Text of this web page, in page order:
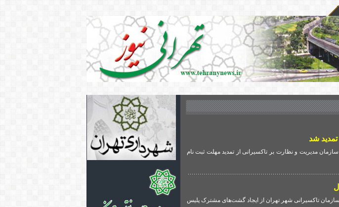
شد
مدیریت و نظارت بر تاکسیرانی از تمدید مهلت ثبت نام
تاکسیرانی شهر تهران از ایجاد گشت‌های مشترک پلیس